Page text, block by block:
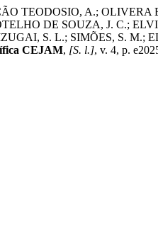
TEODOSIO, A.;
DE SOUZA, J. C.;
S. L.; SIMÕES, S. M.;
CEJAM, [S. l.], v. 4, p.